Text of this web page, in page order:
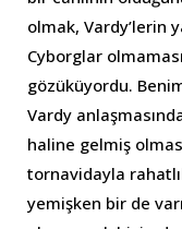
olmak, Vardy’lerin
Cyborglar
gözüküyordu.
Vardy
haline gelmiş
tornavidayla
yemişken bir de